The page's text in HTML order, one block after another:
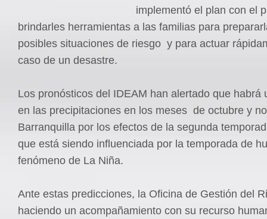
implementó el plan con el
brindarles herramientas a las familias para
posibles situaciones de riesgo y para actuar
caso de un desastre.
Los pronósticos del IDEAM han alertado que habrá
en las precipitaciones en los meses de octubre y
Barranquilla por los efectos de la segunda
que está siendo influenciada por la temporada de
fenómeno de La Niña.
Ante estas predicciones, la Oficina de Gestión del
haciendo un acompañamiento con su recurso